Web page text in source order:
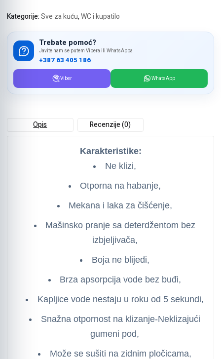
Kategorije:Sve za kuću,WC i kupatilo
Trebate pomoć?
Javite nam se putem Vibera ili WhatsAppa
+387 63 405 186
Viber WhatsApp
Opis Recenzije (0)
Karakteristike:
Ne klizi,
Otporna na habanje,
Mekana i laka za čišćenje,
Mašinsko pranje sa deterdžentom bez
izbjeljivača,
Boja ne blijedi,
Brza apsorpcija vode bez buđi,
Kapljice vode nestaju u roku od 5 sekundi,
Snažna otpornost na klizanje-Neklizajući
gumeni pod,
Može se sušiti na zidnim pločicama,